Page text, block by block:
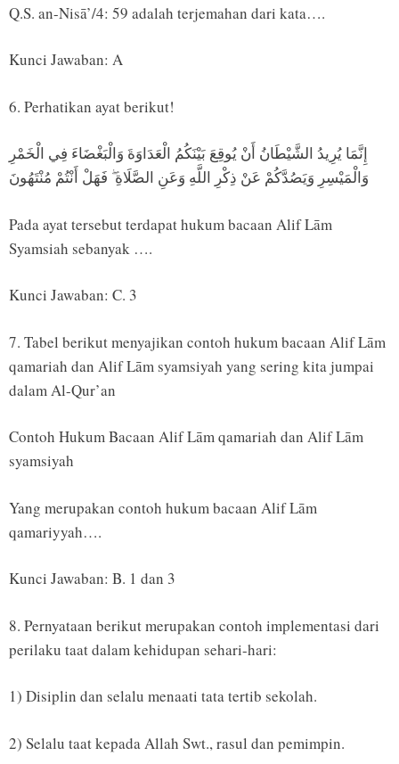
Q.S. an-Nisā’/4: 59 adalah terjemahan dari kata….
Kunci Jawaban: A
6. Perhatikan ayat berikut!
إِنَّمَا يُرِيدُ الشَّيْطَانُ أَنْ يُوقِعَ بَيْنَكُمُ الْعَدَاوَةَ وَالْبَغْضَاءَ فِي الْخَمْرِ
وَالْمَيْسِرِ وَيَصُدَّكُمْ عَنْ ذِكْرِ اللَّهِ وَعَنِ الصَّلَاةِ ۖ فَهَلْ أَنْتُمْ مُنْتَهُونَ
Pada ayat tersebut terdapat hukum bacaan Alif Lām
Syamsiah sebanyak ….
Kunci Jawaban: C. 3
7. Tabel berikut menyajikan contoh hukum bacaan Alif Lām
qamariah dan Alif Lām syamsiyah yang sering kita jumpai
dalam Al-Qur’an
Contoh Hukum Bacaan Alif Lām qamariah dan Alif Lām
syamsiyah
Yang merupakan contoh hukum bacaan Alif Lām
qamariyyah….
Kunci Jawaban: B. 1 dan 3
8. Pernyataan berikut merupakan contoh implementasi dari
perilaku taat dalam kehidupan sehari-hari:
1) Disiplin dan selalu menaati tata tertib sekolah.
2) Selalu taat kepada Allah Swt., rasul dan pemimpin.